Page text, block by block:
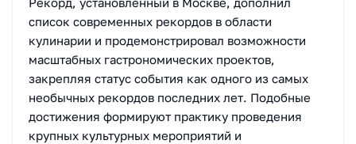
список современных рекордов в области
кулинарии и продемонстрировал возможности
масштабных гастрономических проектов,
закрепляя статус события как одного из самых
необычных рекордов последних лет. Подобные
достижения формируют практику проведения
крупных культурных мероприятий и